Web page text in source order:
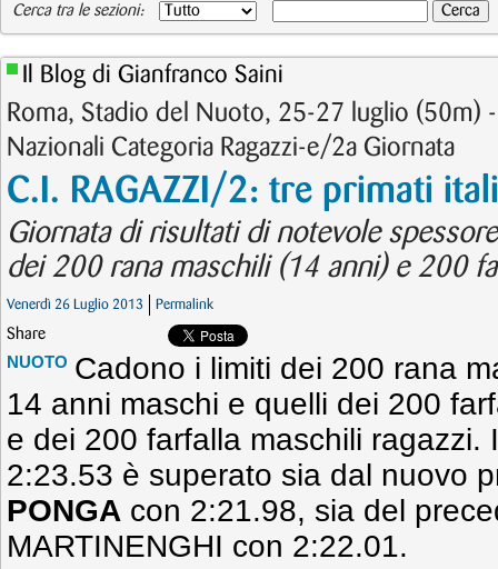
Cerca tra le sezioni:
Il Blog di Gianfranco Saini
Roma, Stadio del Nuoto, 25-27 luglio (50m)
Nazionali Categoria Ragazzi-e/2a Giornata
C.I. RAGAZZI/2: tre primati
Giornata di risultati di notevole
dei 200 rana maschili (14 anni) e 200
Venerdì 26 Luglio 2013 Permalink
Share
NUOTO Cadono i limiti dei 200 rana
14 anni maschi e quelli dei 200
e dei 200 farfalla maschili ragazzi.
2:23.53 è superato sia dal nuovo
PONGA con 2:21.98, sia del
MARTINENGHI con 2:22.01.